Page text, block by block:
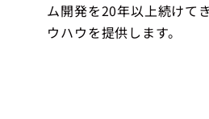
ム開発を20年以上続けて
ウハウを提供します。